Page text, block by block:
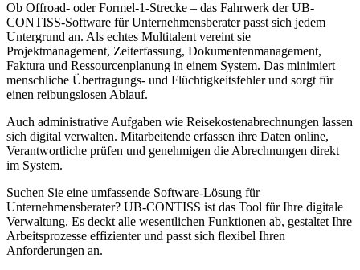
Ob Offroad- oder Formel-1-Strecke – das Fahrwerk der UB-
CONTISS-Software für Unternehmensberater passt sich jedem
Untergrund an. Als echtes Multitalent vereint sie
Projektmanagement, Zeiterfassung, Dokumentenmanagement,
Faktura und Ressourcenplanung in einem System. Das minimiert
menschliche Übertragungs- und Flüchtigkeitsfehler und sorgt für
einen reibungslosen Ablauf.
Auch administrative Aufgaben wie Reisekostenabrechnungen lassen
sich digital verwalten. Mitarbeitende erfassen ihre Daten online,
Verantwortliche prüfen und genehmigen die Abrechnungen direkt
im System.
Suchen Sie eine umfassende Software-Lösung für
Unternehmensberater? UB-CONTISS ist das Tool für Ihre digitale
Verwaltung. Es deckt alle wesentlichen Funktionen ab, gestaltet Ihre
Arbeitsprozesse effizienter und passt sich flexibel Ihren
Anforderungen an.